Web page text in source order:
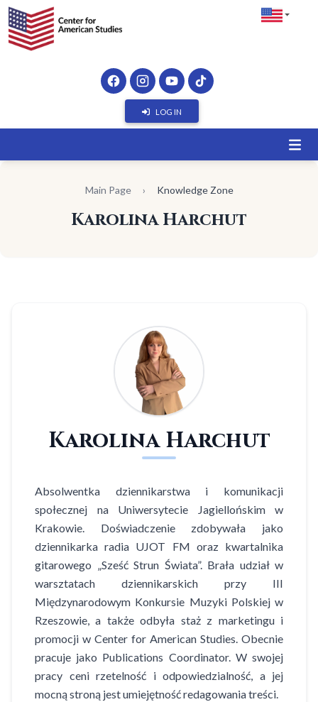
LOG IN
Main Page › Knowledge Zone
Karolina Harchut
Karolina Harchut
Absolwentka dziennikarstwa i komunikacji
społecznej na Uniwersytecie Jagiellońskim w
Krakowie. Doświadczenie zdobywała jako
dziennikarka radia UJOT FM oraz kwartalnika
gitarowego „Sześć Strun Świata”. Brała udział w
warsztatach dziennikarskich przy III
Międzynarodowym Konkursie Muzyki Polskiej w
Rzeszowie, a także odbyła staż z marketingu i
promocji w Center for American Studies. Obecnie
pracuje jako Publications Coordinator. W swojej
pracy ceni rzetelność i odpowiedzialność, a jej
mocną stroną jest umiejętność redagowania treści.